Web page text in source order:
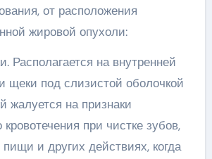
от расположения
жировой опухоли:
Располагается на внутренней
щеки под слизистой оболочкой
жалуется на признаки
при чистке зубов,
и других действиях, когда